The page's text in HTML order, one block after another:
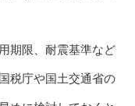
期限、耐震基準など
税庁や国土交通省の